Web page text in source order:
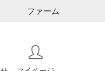
ファーム